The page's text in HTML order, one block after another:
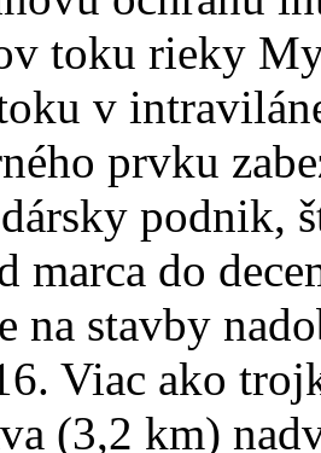
toku rieky
v
prvku
podnik,
marca do
na stavby
Viac ako
(3,2 km)